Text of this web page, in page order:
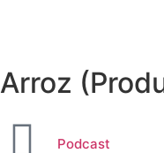
Arroz
Podcast